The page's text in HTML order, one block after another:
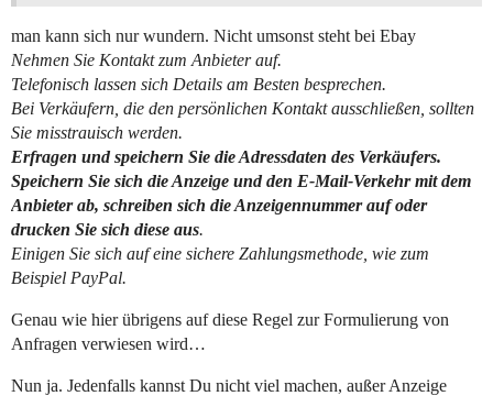
man kann sich nur wundern. Nicht umsonst steht bei Ebay
Nehmen Sie Kontakt zum Anbieter auf.
Telefonisch lassen sich Details am Besten besprechen.
Bei Verkäufern, die den persönlichen Kontakt ausschließen, sollten
Sie misstrauisch werden.
Erfragen und speichern Sie die Adressdaten des Verkäufers.
Speichern Sie sich die Anzeige und den E-Mail-Verkehr mit dem
Anbieter ab, schreiben sich die Anzeigennummer auf oder
drucken Sie sich diese aus.
Einigen Sie sich auf eine sichere Zahlungsmethode, wie zum
Beispiel PayPal.
Genau wie hier übrigens auf diese Regel zur Formulierung von
Anfragen verwiesen wird…
Nun ja. Jedenfalls kannst Du nicht viel machen, außer Anzeige